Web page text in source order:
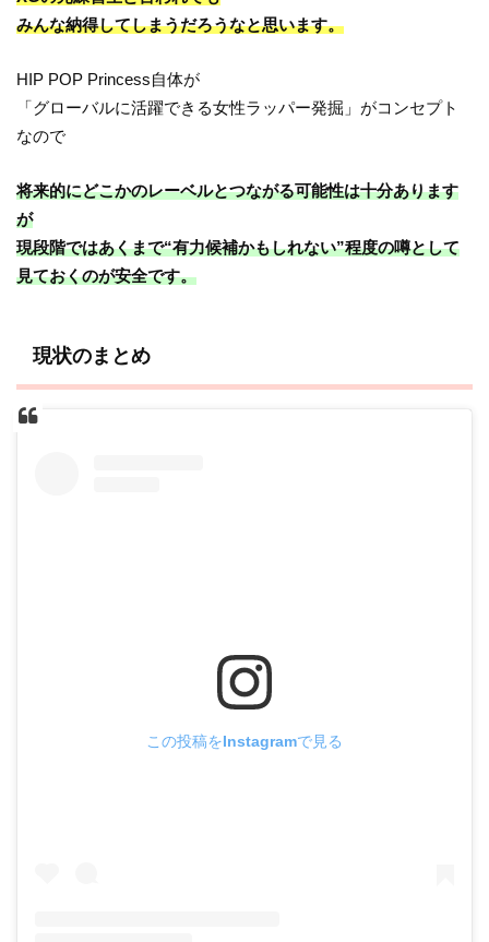
みんな納得してしまうだろうなと思います。
HIP POP Princess自体が
「グローバルに活躍できる女性ラッパー発掘」がコンセプト
なので
将来的にどこかのレーベルとつながる可能性は十分あります
が
現段階ではあくまで“有力候補かもしれない”程度の噂として
見ておくのが安全です。
現状のまとめ
この投稿をInstagramで見る